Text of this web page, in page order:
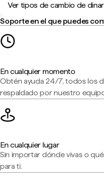
Ver tipos de cambio de
Soporte en el que puedes
En cualquier momento
Obtén ayuda 24/7, todos los
respaldado por nuestro
En cualquier lugar
Sin importar dónde vivas o
para ti.